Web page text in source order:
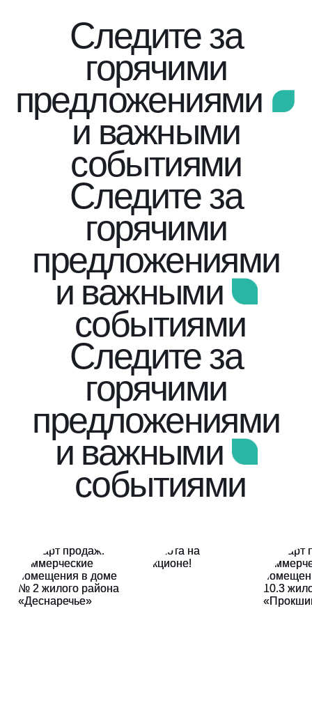
Следите за
горячими
предложениями
и важными
событиями
Следите за
горячими
предложениями
и важными
событиями
Следите за
горячими
предложениями
и важными
событиями